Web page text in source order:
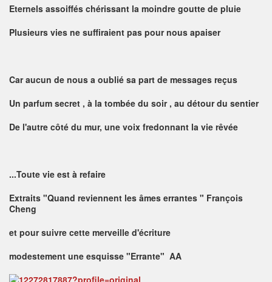
Eternels assoiffés chérissant la moindre goutte de pluie
Plusieurs vies ne suffiraient pas pour nous apaiser
Car aucun de nous a oublié sa part de messages reçus
Un parfum secret , à la tombée du soir , au détour du sentier
De l'autre côté du mur, une voix fredonnant la vie rêvée
...Toute vie est à refaire
Extraits "Quand reviennent les âmes errantes " François
Cheng
et pour suivre cette merveille d'écriture
modestement une esquisse "Errante" AA